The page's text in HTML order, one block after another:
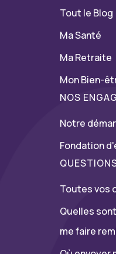
Tout le Blog
Ma Santé
Ma Retraite
Mon Bien-
NOS
Notre
Fondation
Toutes vos
Quelles
me faire